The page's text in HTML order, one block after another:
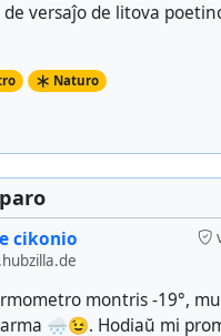
versaĵo de litova
Naturo
cikonio
montris -19°,
🌨️😉. Hodiaŭ mi